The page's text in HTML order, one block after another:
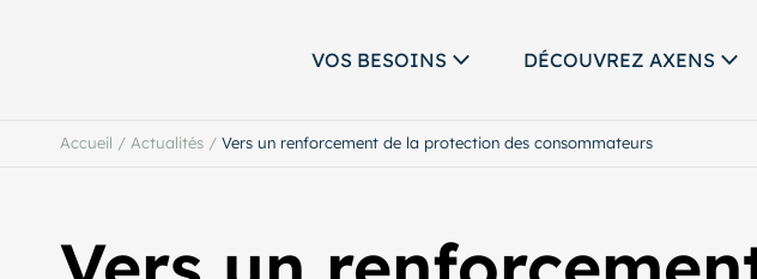
VOS BESOINS DÉCOUVREZ AXENS
Accueil / Actualités / Vers un renforcement de la protection des consommateurs